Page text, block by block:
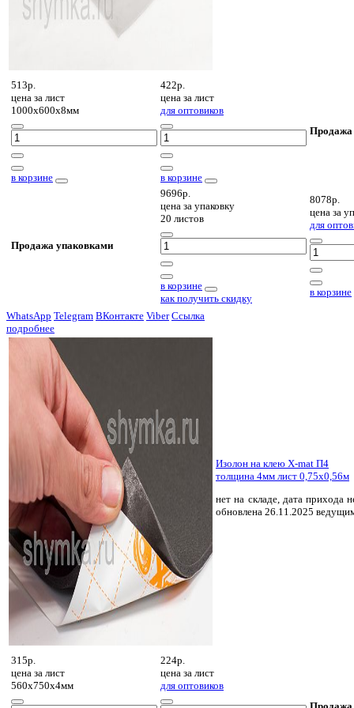
513р.
цена за лист
1000х600х8мм
в корзине
422р.
цена за лист
для оптовиков
в корзине
Продажа
Продажа упаковками
9696р.
цена за упаковку
20 листов
в корзине
как получить скидку
8078р.
цена за
для
в корзине
WhatsApp Telegram ВКонтакте Viber Ссылка
подробнее
Изолон на клею X-mat П4
толщина 4мм лист 0,75х0,56м
нет на складе, дата прихода
обновлена 26.11.2025
315р.
цена за лист
560х750х4мм
224р.
цена за лист
для оптовиков